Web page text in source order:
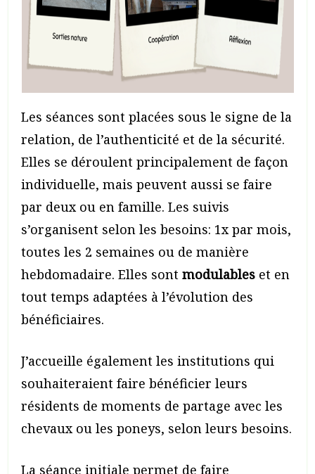
Les séances sont placées sous le signe de la
relation, de l’authenticité et de la sécurité.
Elles se déroulent principalement de façon
individuelle, mais peuvent aussi se faire
par deux ou en famille. Les suivis
s’organisent selon les besoins: 1x par mois,
toutes les 2 semaines ou de manière
hebdomadaire. Elles sontmodulables et en
tout temps adaptées à l’évolution des
bénéficiaires.
J’accueille également les institutions qui
souhaiteraient faire bénéficier leurs
résidents de moments de partage avec les
chevaux ou les poneys, selon leurs besoins.
La séance initiale permet de faire